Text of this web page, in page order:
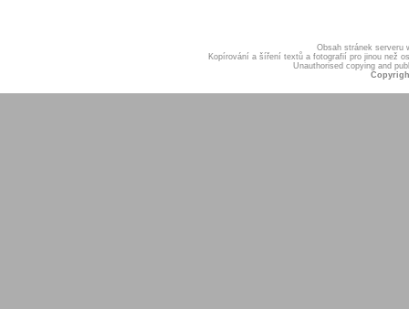
Obsah stránek serveru
Kopírování a šíření textů a fotografií pro jinou než
Unauthorised copying and